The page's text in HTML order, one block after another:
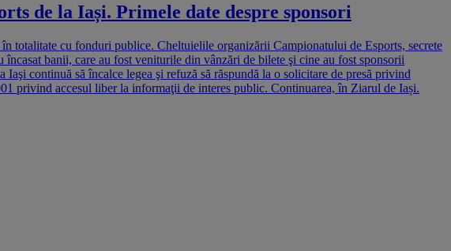
de la Iași. Primele date despre sponsori
totalitate cu fonduri publice. Cheltuielile organizării Campionatului de Esports, secrete
banii, care au fost veniturile din vânzări de bilete şi cine au fost sponsorii
continuă să încalce legea şi refuză să răspundă la o solicitare de presă privind
privind accesul liber la informaţii de interes public. Continuarea, în Ziarul de Iași.